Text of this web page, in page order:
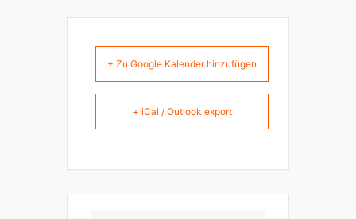
+ Zu Google Kalender hinzufügen
+ iCal / Outlook export